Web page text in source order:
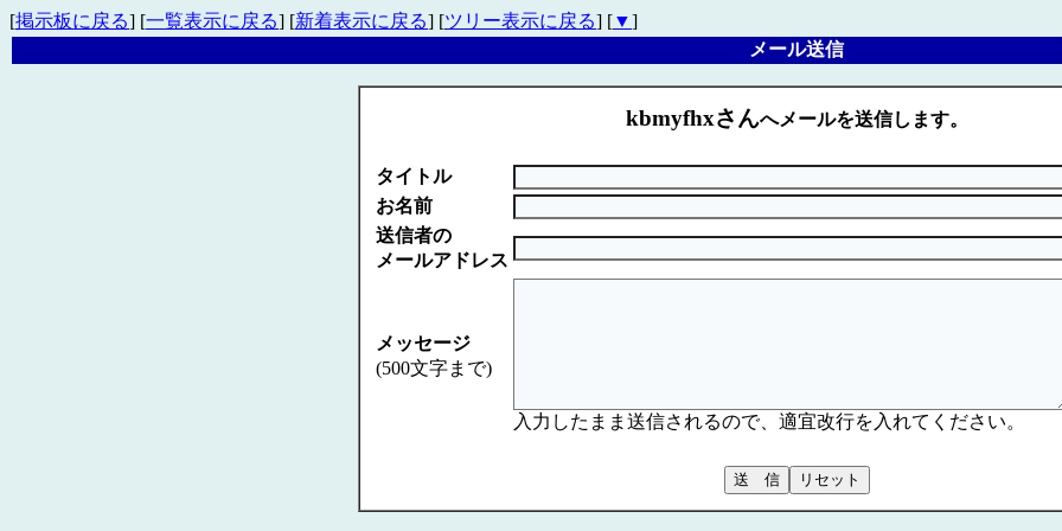
[掲示板に戻る] [一覧表示に戻る] [新着表示に戻る] [ツリー表示に戻る] [▼]
メール送信
kbmyfhxさんへメールを送信します。
タイトル
お名前
送信者の
メールアドレス
メッセージ
(500文字まで)
入力したまま送信されるので、適宜改行を入れてください。